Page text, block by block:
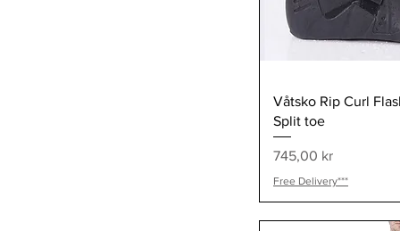
Våtsko Rip Curl
Split toe
Pris
745,00 kr
Free Delivery***